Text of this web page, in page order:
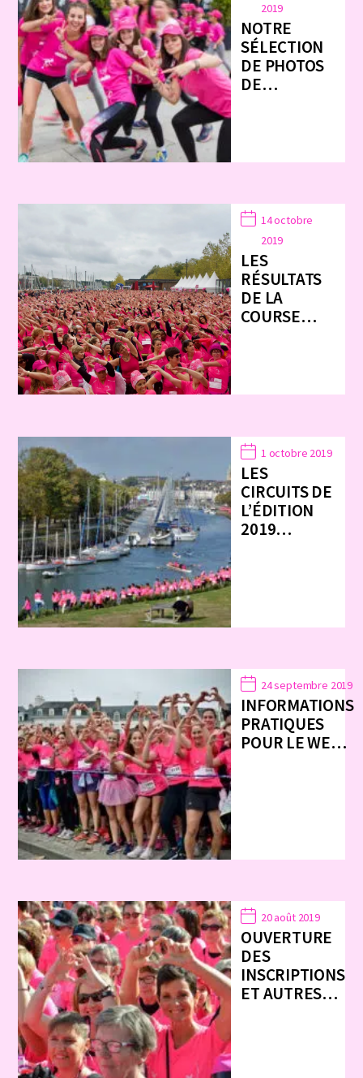
2019
NOTRE
SÉLECTION
DE PHOTOS
DE…
14 octobre
2019
LES
RÉSULTATS
DE LA
COURSE…
1 octobre 2019
LES
CIRCUITS DE
L’ÉDITION
2019…
24 septembre 2019
INFORMATIONS
PRATIQUES
POUR LE WE…
20 août 2019
OUVERTURE
DES
INSCRIPTIONS
ET AUTRES…